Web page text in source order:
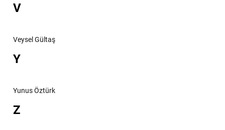
V
Veysel Gültaş
Y
Yunus Öztürk
Z